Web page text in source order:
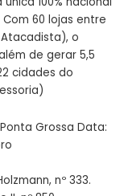
60 lojas entre
o
de gerar 5,5
cidades do
Grossa Data:
nº 333.